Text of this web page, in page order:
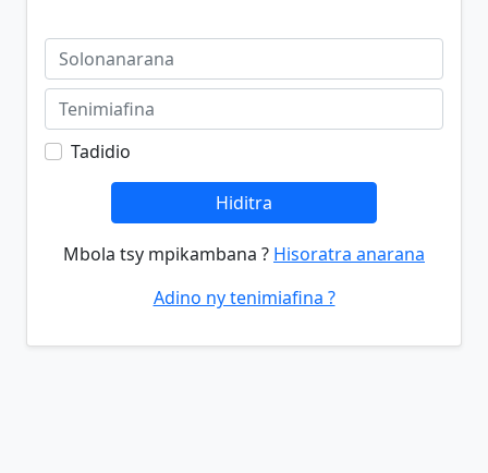
Tadidio
Hiditra
Mbola tsy mpikambana ? Hisoratra anarana
Adino ny tenimiafina ?